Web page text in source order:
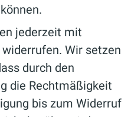
jederzeit mit
Wir setzen
durch den
die Rechtmäßigkeit
bis zum Widerruf